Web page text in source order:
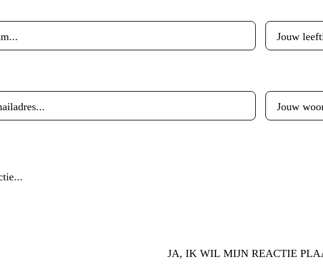
JA, IK WIL MIJN REACTIE